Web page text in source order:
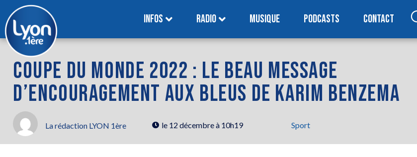
INFOS RADIO MUSIQUE PODCASTS CONTACT
COUPE DU MONDE 2022 : LE BEAU MESSAGE
D’ENCOURAGEMENT AUX BLEUS DE KARIM BENZEMA
La rédaction LYON 1ère le 12 décembre à 10h19 Sport